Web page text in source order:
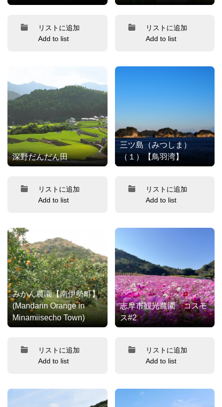
リストに追加
Add to list
リストに追加
Add to list
深野だんだん田
リストに追加
Add to list
三ツ島（みつしま）
（１）【鳥羽湾】
リストに追加
Add to list
みかん農園【南伊勢町】
(Mandarin Orange in
Minamiisecho Town)
リストに追加
Add to list
志摩市観光農園 コスモ
ス#2
リストに追加
Add to list